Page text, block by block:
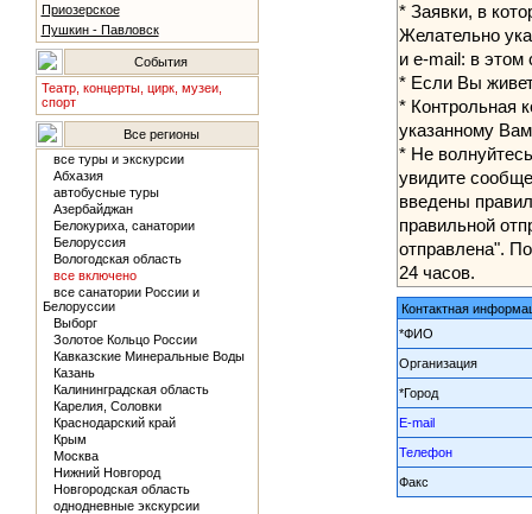
Приозерское
Пушкин - Павловск
События
Театр, концерты, цирк, музеи,
спорт
Все регионы
все туры и экскурсии
Абхазия
автобусные туры
Азербайджан
Белокуриха, санатории
Белоруссия
Вологодская область
все включено
все санатории России и
Белоруссии
Выборг
Золотое Кольцо России
Кавказские Минеральные Воды
Казань
Калининградская область
Карелия, Соловки
Краснодарский край
Крым
Москва
Нижний Новгород
Новгородская область
однодневные экскурсии
* Заявки, в
Желательно
и e-mail: в
* Если Вы
* Контрольная
указанному
* Не
увидите
введены
правильной
отправлена".
24 часов.
Контактная
*ФИО
Организация
*Город
E-mail
Телефон
Факс